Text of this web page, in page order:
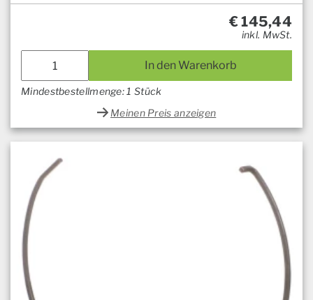
€145,44
inkl. MwSt.
In den Warenkorb
Mindestbestellmenge: 1 Stück
Meinen Preis anzeigen